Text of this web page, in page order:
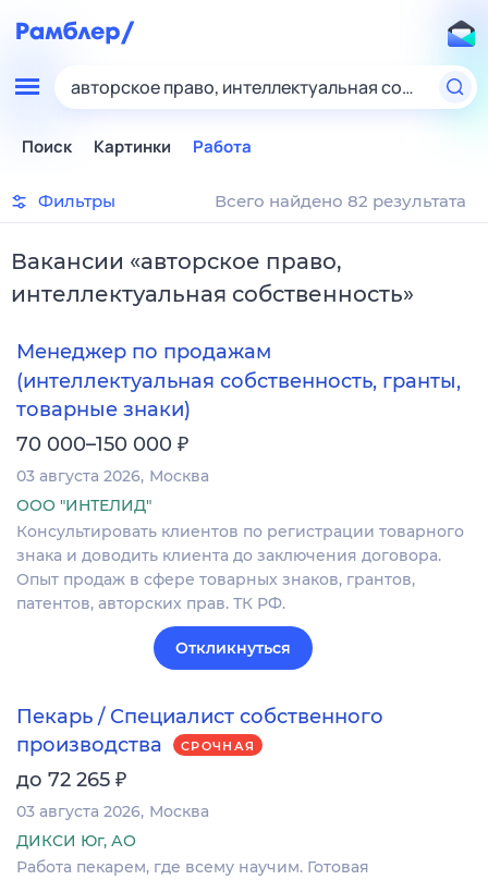
авторское право, интеллектуальная
Поиск Картинки Работа
Фильтры Всего найдено 82 результата
Вакансии «авторское право,
интеллектуальная собственность»
Менеджер по продажам
(интеллектуальная собственность, гранты,
товарные знаки)
70 000–150 000 ₽
03 августа 2026 Москва
ООО "ИНТЕЛИД"
Консультировать клиентов по регистрации товарного
знака и доводить клиента до заключения договора.
Опыт продаж в сфере товарных знаков, грантов,
патентов, авторских прав. ТК РФ.
Откликнуться
Пекарь / Специалист собственного
производства
СРОЧНАЯ
до 72 265 ₽
03 августа 2026 Москва
ДИКСИ Юг, АО
Работа пекарем, где всему научим. Готовая